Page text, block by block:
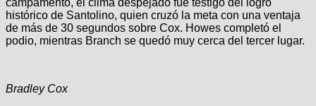
campamento, el clima despejado fue testigo del logro
histórico de Santolino, quien cruzó la meta con una ventaja
de más de 30 segundos sobre Cox. Howes completó el
podio, mientras Branch se quedó muy cerca del tercer lugar.
Bradley Cox